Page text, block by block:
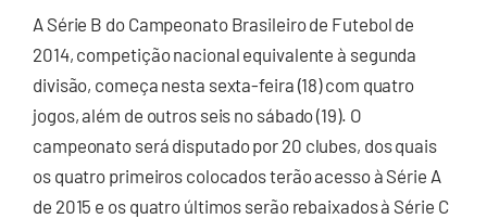
A Série B do Campeonato Brasileiro de Futebol de
2014, competição nacional equivalente à segunda
divisão, começa nesta sexta-feira (18) com quatro
jogos, além de outros seis no sábado (19). O
campeonato será disputado por 20 clubes, dos quais
os quatro primeiros colocados terão acesso à Série A
de 2015 e os quatro últimos serão rebaixados à Série C